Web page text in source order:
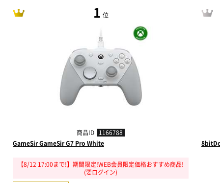
1 位
商品ID 1166788
GameSir GameSir G7 Pro White
【8/12 17:00まで!】期間限定!WEB会員限定価格おすすめ商品!
(要ログイン)